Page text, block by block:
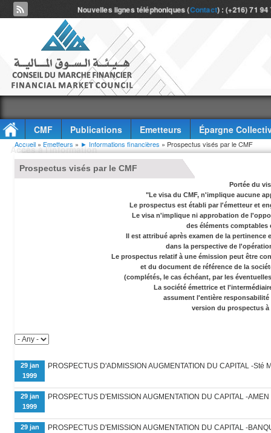
Nouvelles lignes téléphoniques (Contact) : (+216) 71
CMF Publications Emetteurs
Épargne
Accès à l'information
Vous êtes ici
Accueil » Emetteurs » ► Informations financières » Prospectus visés par le CMF
Prospectus visés par le CMF
Portée du
"Le visa du CMF, n'implique aucune
Le prospectus est établi par l'émetteur et
Le visa n'implique ni approbation de
des éléments comptables
Il est attribué après examen de la
dans la perspective de
Le prospectus relatif à une émission peut être
et du document de référence de la
(complétés, le cas échéant, par les
La société émettrice et
assument l'entière
version du prospectus à
29 jan
1999
PROSPECTUS D'ADMISSION AUGMENTATION DU CAPITAL -Sté
29 jan
1999
PROSPECTUS D'EMISSION AUGMENTATION DU CAPITAL -
29 jan
PROSPECTUS D'EMISSION AUGMENTATION DU CAPITAL -